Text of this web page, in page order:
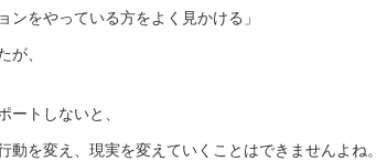
ンをやっている方をよく見かける」
が、
ートしないと、
動を変え、 現実を変えていくことはできませんよね。